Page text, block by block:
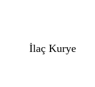
İlaç Kurye